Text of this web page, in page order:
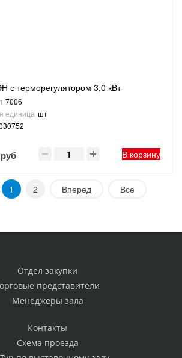
с терморегулятором 3,0 кВт
7006
единица шт
В корзину
1 2 Вперед Все
Отдел закупки
представители
Менеджеры зала
Контакты
Схема проезда